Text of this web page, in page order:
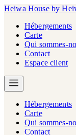
Heiwa House by
Hébergements
Carte
Qui sommes-
Contact
Espace client
Hébergements
Carte
Qui sommes-
Contact